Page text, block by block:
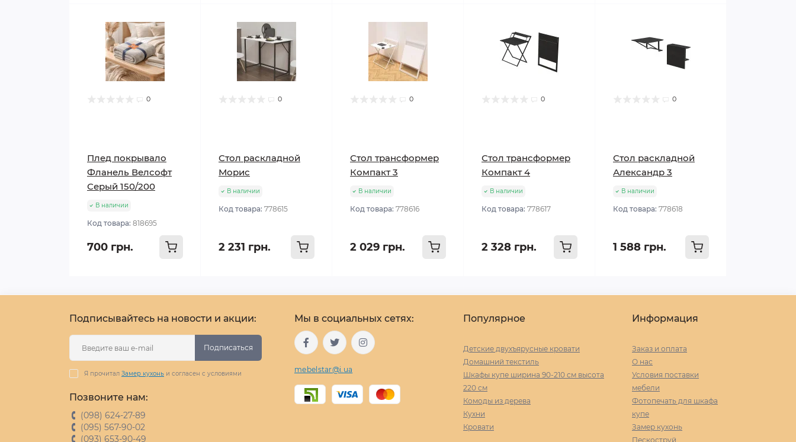
0
Плед покрывало
Фланель Велсофт
Серый 150/200
В наличии
Код товара: 818695
700 грн.
0
Стол раскладной
Морис
В наличии
Код товара: 778615
2 231 грн.
0
Стол трансформер
Компакт 3
В наличии
Код товара: 778616
2 029 грн.
0
Стол трансформер
Компакт 4
В наличии
Код товара: 778617
2 328 грн.
0
Стол раскладной
Александр 3
В наличии
Код товара: 778618
1 588 грн.
Подписывайтесь на новости и акции:
Подписаться
Я прочитал Замер кухонь и согласен с условиями
Позвоните нам:
(098) 624-27-89
(095) 567-90-02
(093) 653-90-49
Мы в социальных сетях:
mebelstar@i.ua
Популярное
Детские двухъярусные кровати
Домашний текстиль
Шкафы купе ширина 90-210 cм высота
220 cм
Комоды из дерева
Кухни
Кровати
Информация
Заказ и оплата
О нас
Условия поставки
мебели
Фотопечать для шкафа
купе
Замер кухонь
Пескоструй